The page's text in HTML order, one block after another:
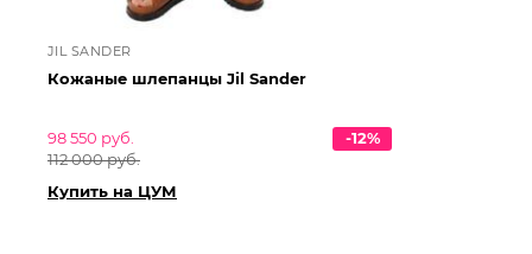
JIL SANDER
Кожаные шлепанцы Jil Sander
98 550 руб.
112 000 руб.
-12%
Купить на ЦУМ